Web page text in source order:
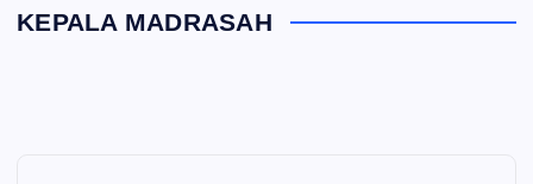
KEPALA MADRASAH